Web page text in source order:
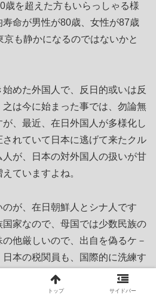
歳を超えた方もいらっしゃる様
命が男性が80歳、女性が87歳
も静かになるのではないかと
めた外国人で、反日的或いは反
は今に始まった事では、勿論無
、最近、在日外国人が多様化し
れていて日本に逃げて来たクル
人が、日本の対外国人の扱いが甘
ていますよね。
が、在日朝鮮人とシナ人です
家なので、母国では少数民族の
他厳しいので、出自を偽るケ－
本の税関員も、国際的に洗練す
トップ サイドバー